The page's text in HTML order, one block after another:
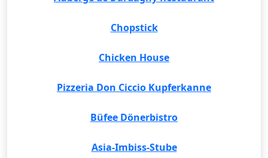
Chopstick
Chicken House
Pizzeria Don Ciccio Kupferkanne
Büfee Dönerbistro
Asia-Imbiss-Stube